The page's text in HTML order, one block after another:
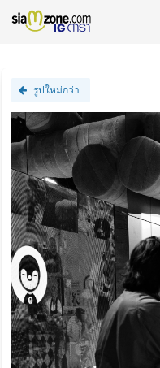
รูปใหม่กว่า